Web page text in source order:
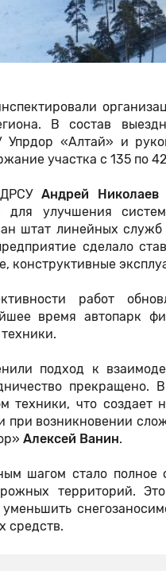
В состав
Упрдор «Алтай» и
участка с 135 по
Андрей
для улучшения
штат линейных
сделало
конструктивные
работ
время автопарк
подход к
техники, что создает
при возникновении
Алексей Ванин.
шагом стало полное
территорий.
средств.